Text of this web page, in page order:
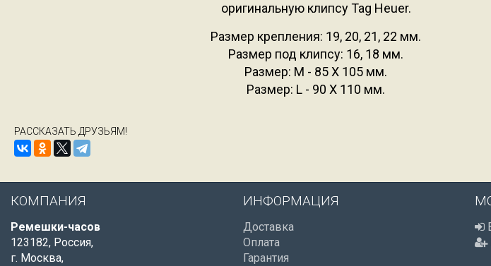
оригинальную клипсу Tag Heuer.
Размер крепления: 19, 20, 21, 22 мм.
Размер под клипсу: 16, 18 мм.
Размер: М - 85 Х 105 мм.
Размер: L - 90 Х 110 мм.
РАССКАЗАТЬ ДРУЗЬЯМ!
КОМПАНИЯ
Ремешки-часов
123182, Россия,
г. Москва,
ИНФОРМАЦИЯ
Доставка
Оплата
Гарантия